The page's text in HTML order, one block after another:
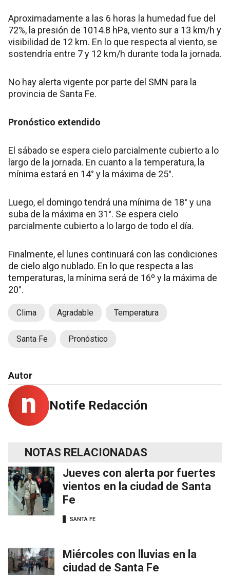
Aproximadamente a las 6 horas la humedad fue del
72%, la presión de 1014.8 hPa, viento sur a 13 km/h y
visibilidad de 12 km. En lo que respecta al viento, se
sostendría entre 7 y 12 km/h durante toda la jornada.
No hay alerta vigente por parte del SMN para la
provincia de Santa Fe.
Pronóstico extendido
El sábado se espera cielo parcialmente cubierto a lo
largo de la jornada. En cuanto a la temperatura, la
mínima estará en 14° y la máxima de 25°.
Luego, el domingo tendrá una mínima de 18° y una
suba de la máxima en 31°. Se espera cielo
parcialmente cubierto a lo largo de todo el día.
Finalmente, el lunes continuará con las condiciones
de cielo algo nublado. En lo que respecta a las
temperaturas, la mínima será de 16º y la máxima de
20°.
Clima Agradable Temperatura
Santa Fe Pronóstico
Autor
Notife Redacción
NOTAS RELACIONADAS
Jueves con alerta por fuertes
vientos en la ciudad de Santa
Fe
SANTA FE
Miércoles con lluvias en la
ciudad de Santa Fe